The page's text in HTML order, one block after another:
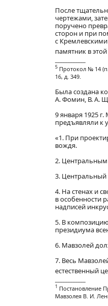
После
чертежами,
поручено
сторон и при
с
памятник в
5 Протокол № 14
16, д. 349.
Была создана
А. Фомин, В. А.
9 января 1925
предъявляли к
«1. При
вождя.
2. Центральным
3. Центральный
4. На стенах и
в особенности
надписей
5. В
президиума
6. Мавзолей
7. Весь
естественный
1 Постановление
Мавзолея В. И.